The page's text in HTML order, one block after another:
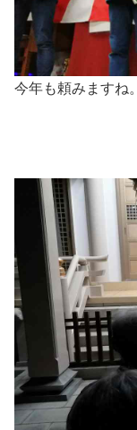
今年も頼みますね。